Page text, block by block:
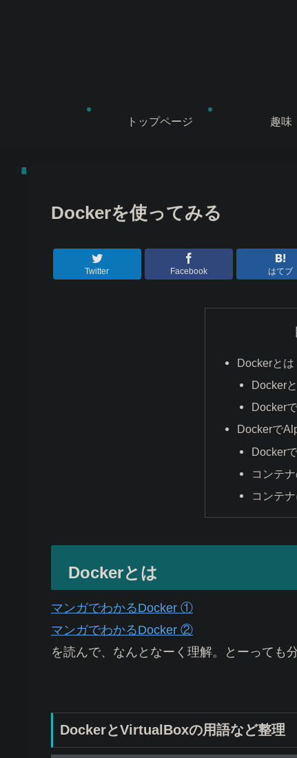
トップページ 趣味
Dockerを使ってみる
Twitter Facebook はてブ
Dockerとは
Docker
Docker
Dockerで
Docker
コンテ
コンテ
Dockerとは
マンガでわかるDocker ①
マンガでわかるDocker ②
を読んで、なんとなーく理解。とーっても
DockerとVirtualBoxの用語など整理